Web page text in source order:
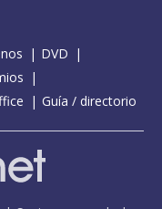
DVD
Guía / directorio